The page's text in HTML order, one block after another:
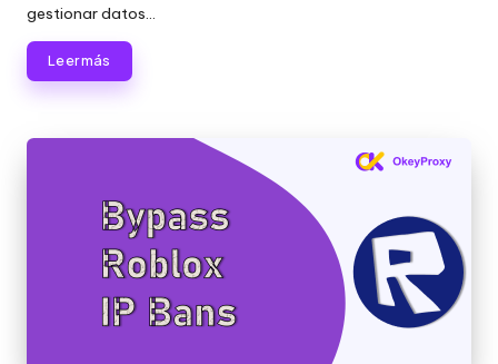
gestionar datos...
Leer más